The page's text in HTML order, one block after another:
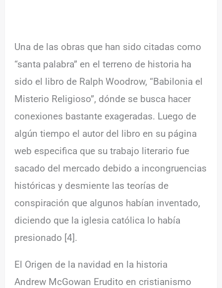
Una de las obras que han sido citadas como
“santa palabra” en el terreno de historia ha
sido el libro de Ralph Woodrow, “Babilonia el
Misterio Religioso”, dónde se busca hacer
conexiones bastante exageradas. Luego de
algún tiempo el autor del libro en su página
web especifica que su trabajo literario fue
sacado del mercado debido a incongruencias
históricas y desmiente las teorías de
conspiración que algunos habían inventado,
diciendo que la iglesia católica lo había
presionado [4].
El Origen de la navidad en la historia
Andrew McGowan Erudito en cristianismo